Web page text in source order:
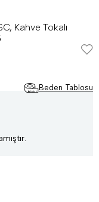
Kahve Tokalı
Beden Tablosu